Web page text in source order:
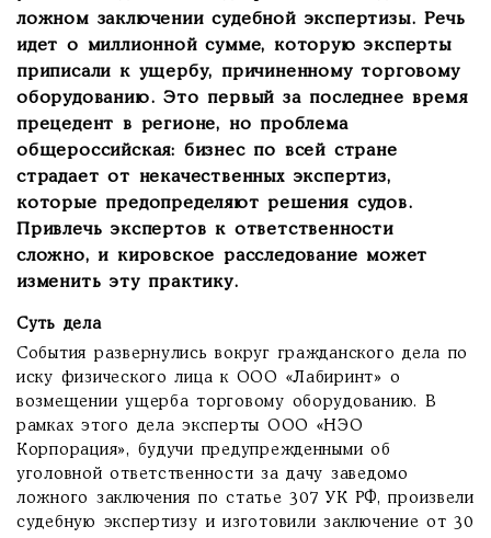
ложном заключении судебной экспертизы. Речь
идет о миллионной сумме, которую эксперты
приписали к ущербу, причиненному торговому
оборудованию. Это первый за последнее время
прецедент в регионе, но проблема
общероссийская: бизнес по всей стране
страдает от некачественных экспертиз,
которые предопределяют решения судов.
Привлечь экспертов к ответственности
сложно, и кировское расследование может
изменить эту практику.
Суть дела
События развернулись вокруг гражданского дела по
иску физического лица к ООО «Лабиринт» о
возмещении ущерба торговому оборудованию. В
рамках этого дела эксперты ООО «НЭО
Корпорация», будучи предупрежденными об
уголовной ответственности за дачу заведомо
ложного заключения по статье 307 УК РФ, произвели
судебную экспертизу и изготовили заключение от 30